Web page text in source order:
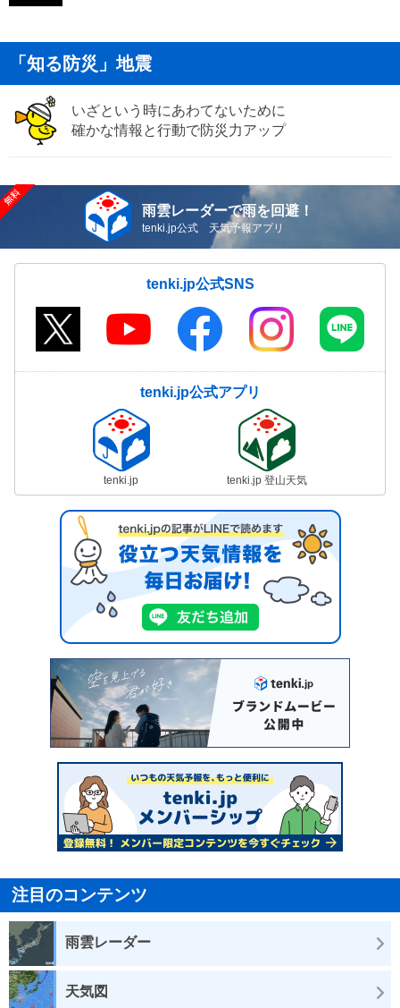
「知る防災」地震
いざという時にあわてないために
確かな情報と行動で防災力アップ
雨雲レーダーで雨を回避！
tenki.jp公式 天気予報アプリ
tenki.jp公式SNS
tenki.jp公式アプリ
tenki.jp tenki.jp 登山天気
注目のコンテンツ
雨雲レーダー
天気図